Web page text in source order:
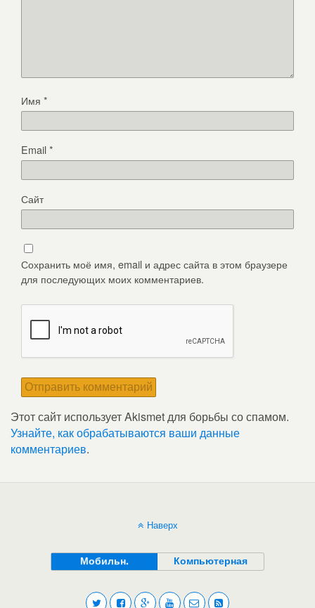
Имя *
Email*
Сайт
Сохранить моё имя, email и адрес сайта в этом браузере
для последующих моих комментариев.
Этот сайт использует Akismet для борьбы со спамом.
Узнайте, как обрабатываются ваши данные
комментариев.
Наверх
Мобильн. Компьютерная